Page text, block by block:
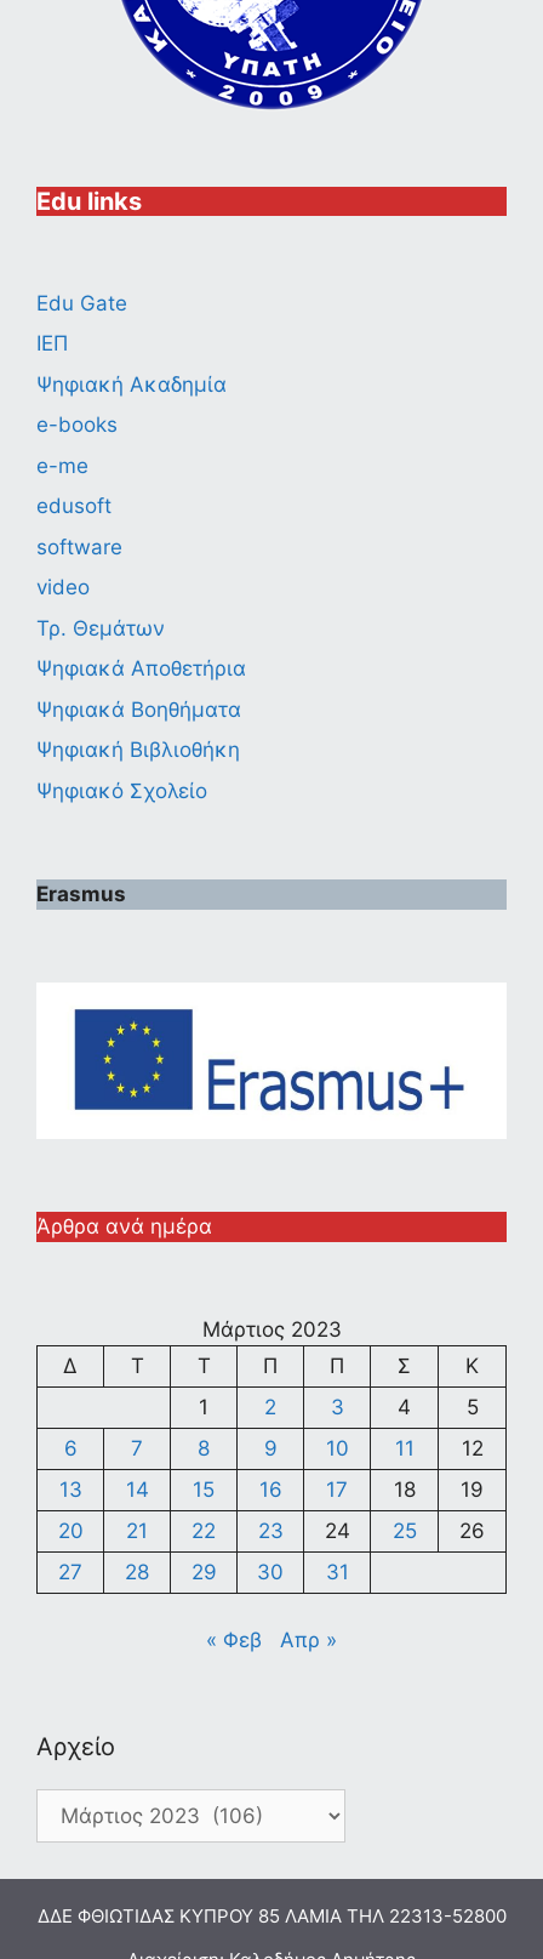
Edu links
Edu Gate
ΙΕΠ
Ψηφιακή Ακαδημία
e-books
e-me
edusoft
software
video
Τρ. Θεμάτων
Ψηφιακά Αποθετήρια
Ψηφιακά Βοηθήματα
Ψηφιακή Βιβλιοθήκη
Ψηφιακό Σχολείο
Erasmus
Άρθρα ανά ημέρα
Μάρτιος 2023
Δ
Τ Τ Π Π Σ
Κ
1
2 3 4
5
6
7 8 9 10 11
12
13
14 15 16 17 18
19
20
21 22 23 24 25
26
27
28 29 30 31
« Φεβ Απρ »
Αρχείο
Αρχείο
ΔΔΕ ΦΘΙΩΤΙΔΑΣ ΚΥΠΡΟΥ 85 ΛΑΜΙΑ ΤΗΛ 22313-52800